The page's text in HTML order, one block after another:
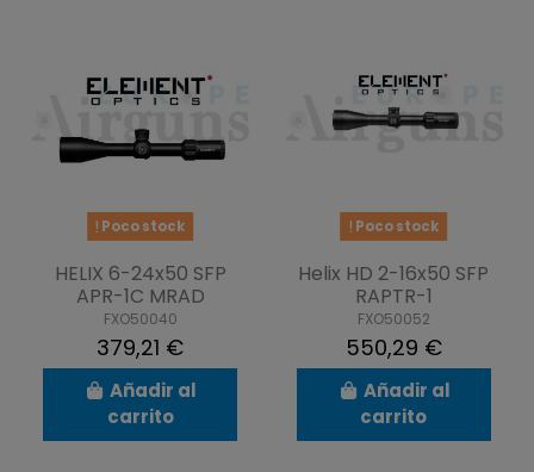
Poco stock
HELIX 6-24x50 SFP
APR-1C MRAD
FXO50040
379,21 €
Añadir al
carrito
Poco stock
Helix HD 2-16x50 SFP
RAPTR-1
FXO50052
550,29 €
Añadir al
carrito